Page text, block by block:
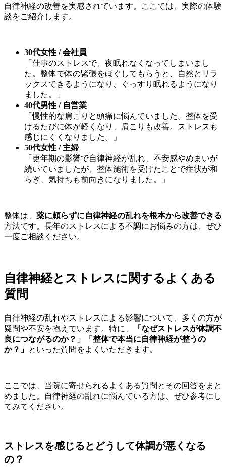
自律神経の改善を実感されています。ここでは、実際の体験
談をご紹介します。
30代女性 / 会社員
「仕事のストレスで、夜眠れなくなってしまいまし
た。整体で体の緊張をほぐしてもらうと、自然とリラ
ックスできるようになり、ぐっすり眠れるようになり
ました。」
40代男性 / 自営業
「慢性的な肩こりと頭痛に悩んでいました。整体を受
けるたびに体が軽くなり、肩こりも改善。ストレスも
感じにくくなりました。」
50代女性 / 主婦
「更年期の影響で自律神経が乱れ、不安感やめまいが
続いていましたが、整体施術を受けたことで症状が和
らぎ、気持ちも前向きになりました。」
整体は、 薬に頼らずに自律神経の乱れを根本から改善できる
方法です。長年のストレスによる不調にお悩みの方は、ぜひ
一度ご相談ください。
自律神経とストレスに関するよくある
質問
自律神経の乱れやストレスによる影響について、多くの方が
疑問や不安を抱えています。特に、
「なぜストレスが体調不
良につながるのか？」「整体で本当に自律神経が整うの
か？」 といった質問をよくいただきます。
ここでは、当院に寄せられるよくある質問とその回答をまと
めました。自律神経の乱れに悩んでいる方は、ぜひ参考にし
てみてください。
ストレスを感じるとどうして体調が悪くなる
の？